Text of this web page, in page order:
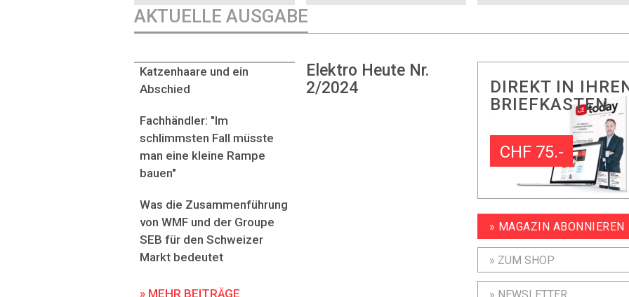
AKTUELLE AUSGABE
Elektro Heute Nr.
2/2024
Katzenhaare und ein
Abschied
Fachhändler: "Im
schlimmsten Fall müsste
man eine kleine Rampe
bauen"
Was die Zusammenführung
von WMF und der Groupe
SEB für den Schweizer
Markt bedeutet
» MEHR BEITRÄGE
DIREKT IN
BRIEFKASTEN
CHF 75.-
» MAGAZIN ABONNIEREN
» ZUM SHOP
» NEWSLETTER